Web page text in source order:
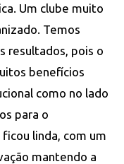
Um clube muito
Temos
resultados, pois o
benefícios
como no lado
para o
linda, com um
mantendo a